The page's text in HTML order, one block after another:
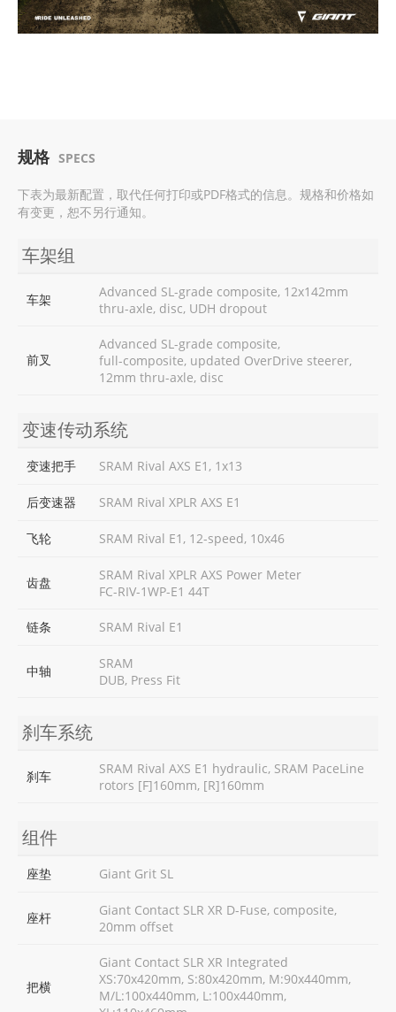
规格 SPECS
下表为最新配置，取代任何打印或PDF格式的信息。规格和价格如
有变更，恕不另行通知。
车架组
车架
Advanced SL-grade composite, 12x142mm
thru-axle, disc, UDH dropout
前叉
Advanced SL-grade composite,
full-composite, updated OverDrive steerer,
12mm thru-axle, disc
变速传动系统
变速把手 SRAM Rival AXS E1, 1x13
后变速器 SRAM Rival XPLR AXS E1
飞轮 SRAM Rival E1, 12-speed, 10x46
齿盘
SRAM Rival XPLR AXS Power Meter
FC-RIV-1WP-E1 44T
链条 SRAM Rival E1
中轴
SRAM
DUB, Press Fit
刹车系统
刹车
SRAM Rival AXS E1 hydraulic, SRAM PaceLine
rotors [F]160mm, [R]160mm
组件
座垫 Giant Grit SL
座杆
Giant Contact SLR XR D-Fuse, composite,
20mm offset
把横
Giant Contact SLR XR Integrated
XS:70x420mm, S:80x420mm, M:90x440mm,
M/L:100x440mm, L:100x440mm,